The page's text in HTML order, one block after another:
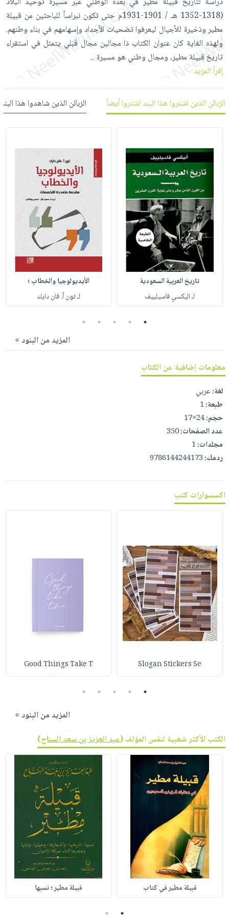
العناية
بالأسنان
الحمية
والتغذية
أدوات
المائدة
الأوعية
والتخزين
أدوات
المطبخ
الأكثر
مبيعاً
العودة
للمدارس
اكسسوارات
كتب
منزلية
اكسسوارات
مطرزات
حقائب
حلي
عناية
بالذات
صابون
أطفال
مناسبات
شحن
مجاني
بنود
مختارة
اشتراكات
صندوق
القراءة
بلا
حدود
متقدم
نيل
وفرات
عن
الشركة
سياسة
الشركة
فيديوهات
أسئلة
يتكرر
طرحها
خدمات
تواصل
لائحة
الأمنيات
عربة
التسوق
الإصدارات
(1318-1352 هـ / 1901-1931م حتى تكون نبراساً للباحثين من قبيلة
مطير وذخيرة للأجيال ليعرفوا تضحيات الأجداد وإسهامهم في بناء وطنهم.
ولهذه الغاية كان عنوان الكتاب ذا مجالين مجال قَبَلي يتمثل في استقراء
تاريخ قبيلة مطير، ومجال وطني هو مسيرة...
إقرأ المزيد
الزبائن الذين اشتروا هذا البند اشتروا أيضاً الزبائن الذين شاهدوا هذا
تاريخ العربية السعودية
لـ اليكسي فاسيلييف
الأيديولوجيا والخطاب ؛
لـ تون أ. فان دايك
1
2
3
4
5
المزيد من البنود »
معلومات إضافية عن الكتاب
لغة:عربي
طبعة:1
حجم:24×17
عدد الصفحات:350
مجلدات:1
ردمك:9786144244173
اكسسوارات كتب
Slogan Stickers Se
Good Things Take T
1
2
3
4
5
المزيد من البنود »
الكتب الأكثر شعبية لنفس المؤلف (عبد العزيز بن سعد السناح)
قبيلة مطير في كتاب قبيلة مطير ؛ نسبها
1
2